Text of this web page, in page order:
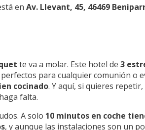
en Av. Llevant, 45, 46469
te va a molar. Este hotel de 3
perfectos para cualquier comunión o
cocinado. Y aquí, si quieres
falta.
A solo 10 minutos en coche
, y aunque las instalaciones son un